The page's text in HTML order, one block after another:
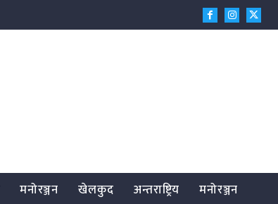
मनोरञ्जन खेलकुद अन्तराष्ट्रिय मनोरञ्जन